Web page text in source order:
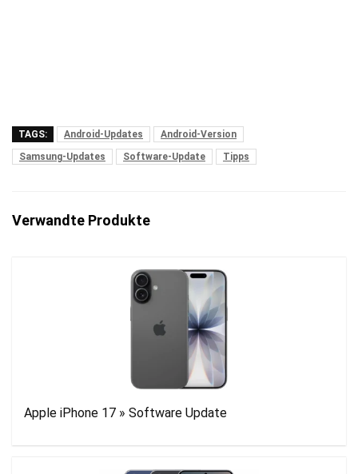
TAGS: Android-Updates
Android-Version
Samsung-Updates
Software-Update Tipps
Verwandte Produkte
Apple iPhone 17 » Software Update